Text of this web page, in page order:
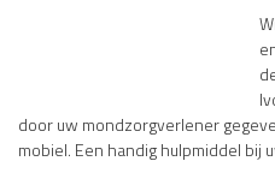
door uw mondzorgverlener
mobiel. Een handig hulpmiddel bij